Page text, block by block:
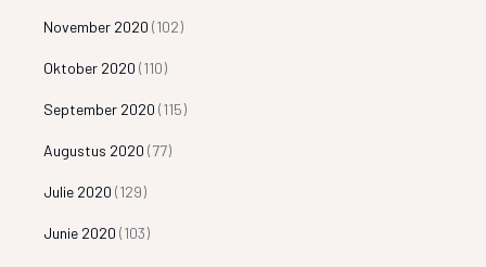
November 2020 (102)
Oktober 2020 (110)
September 2020 (115)
Augustus 2020 (77)
Julie 2020 (129)
Junie 2020 (103)